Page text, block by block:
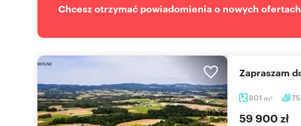
Chcesz otrzymać powiadomienia o nowych
801 m2 75
Zapraszam
59 900 zł